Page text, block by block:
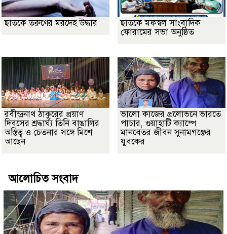
ছাতকে তরুণের মরদেহ উদ্ধার
ছাতকে মফস্বল সাংবাদিক
ফোরামের সভা অনুষ্ঠিত
রবীন্দ্রনাথ ঠাকুরের প্রয়াণ
দিবসের শ্রদ্ধার্ঘ্য তিনি বাঙালির
অস্তিত্ব ও চেতনার সঙ্গে মিশে
আছেন
ভালো কাজের প্রলোভনে ভারতে
পাচার, গুয়াহাটি ক্যাম্পে
মানবেতর জীবন সুনামগঞ্জের
যুবকের
আলোচিত সংবাদ